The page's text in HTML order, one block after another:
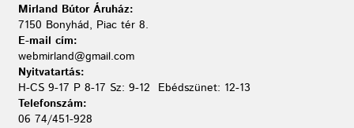
Mirland Bútor Áruház:
7150 Bonyhád, Piac tér 8.
E-mail cím:
webmirland@gmail.com
Nyitvatartás:
H-CS 9-17 P 8-17 Sz: 9-12 Ebédszünet: 12-13
Telefonszám:
06 74/451-928